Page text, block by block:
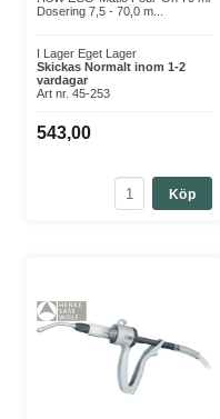
Dosering 7,5 - 70,0 m...
I Lager Eget Lager
Skickas Normalt inom 1-2
vardagar
Art nr. 45-253
543,00
Köp